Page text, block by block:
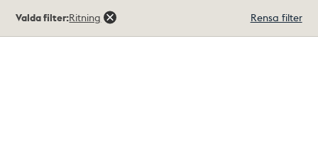
träffar
Valda filter:Ritning Rensa filter